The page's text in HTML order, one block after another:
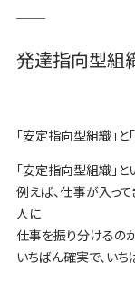
発達指向型組
「安定指向型組織」と
「安定指向型組織」
例えば、仕事が入っ
人に
仕事を振り分けるの
いちばん確実で、い